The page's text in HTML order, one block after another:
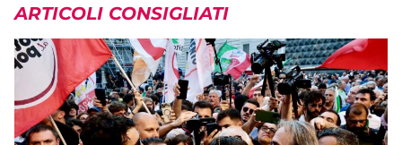
ARTICOLI CONSIGLIATI